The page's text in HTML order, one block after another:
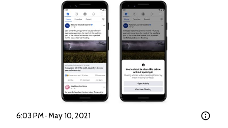
6:03 PM · May 10, 2021